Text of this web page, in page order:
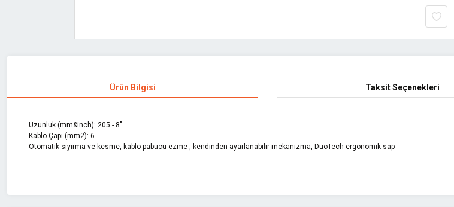
Ürün Bilgisi Taksit Seçenekleri
Uzunluk (mm&inch): 205 - 8"
Kablo Çapı (mm2): 6
Otomatik sıyırma ve kesme, kablo pabucu ezme , kendinden ayarlanabilir mekanizma, DuoTech ergonomik sap